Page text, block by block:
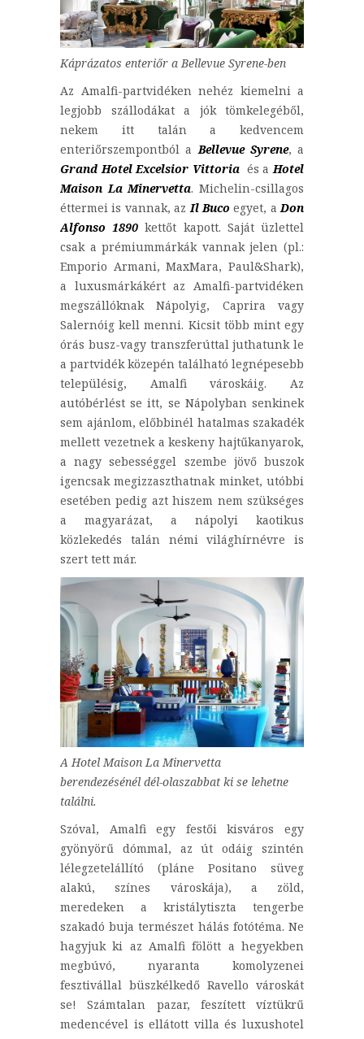
Káprázatos enteriőr a Bellevue Syrene-ben
Az Amalfi-partvidéken nehéz kiemelni a
legjobb szállodákat a jók tömkelegéből,
nekem itt talán a kedvencem
enteriőrszempontból a Bellevue Syrene, a
Grand Hotel Excelsior Vittoria és a Hotel
Maison La Minervetta. Michelin-csillagos
éttermei is vannak, az Il Buco egyet, a Don
Alfonso 1890 kettőt kapott. Saját üzlettel
csak a prémiummárkák vannak jelen (pl.:
Emporio Armani, MaxMara, Paul&Shark),
a luxusmárkákért az Amalfi-partvidéken
megszállóknak Nápolyig, Caprira vagy
Salernóig kell menni. Kicsit több mint egy
órás busz-vagy transzferúttal juthatunk le
a partvidék közepén található legnépesebb
településig, Amalfi városkáig. Az
autóbérlést se itt, se Nápolyban senkinek
sem ajánlom, előbbinél hatalmas szakadék
mellett vezetnek a keskeny hajtűkanyarok,
a nagy sebességgel szembe jövő buszok
igencsak megizzaszthatnak minket, utóbbi
esetében pedig azt hiszem nem szükséges
a magyarázat, a nápolyi kaotikus
közlekedés talán némi világhírnévre is
szert tett már.
A Hotel Maison La Minervetta
berendezésénél dél-olaszabbat ki se lehetne
találni.
Szóval, Amalfi egy festői kisváros egy
gyönyörű dómmal, az út odáig szintén
lélegzetelállító (pláne Positano süveg
alakú, színes városkája), a zöld,
meredeken a kristálytiszta tengerbe
szakadó buja természet hálás fotótéma. Ne
hagyjuk ki az Amalfi fölött a hegyekben
megbúvó, nyaranta komolyzenei
fesztivállal büszkélkedő Ravello városkát
se! Számtalan pazar, feszített víztükrű
medencével is ellátott villa és luxushotel